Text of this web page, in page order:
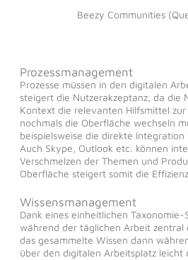
Beezy Communities
Prozessmanagement
Prozesse müssen in den digitalen
steigert die Nutzerakzeptanz, da die
Kontext die relevanten Hilfsmittel
nochmals die Oberfläche wechseln
beispielsweise die direkte Integration
Auch Skype, Outlook etc. können
Verschmelzen der Themen und
Oberfläche steigert somit die
Wissensmanagement
Dank eines einheitlichen Taxonomie-
während der täglichen Arbeit zentral
das gesammelte Wissen dann
über den digitalen Arbeitsplatz